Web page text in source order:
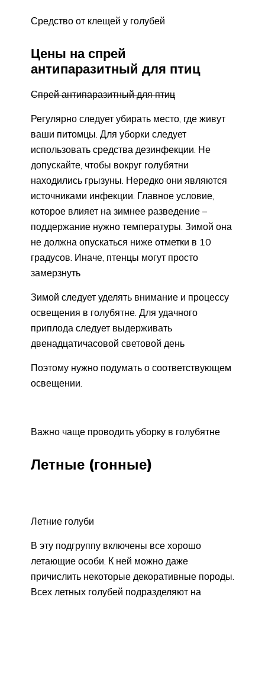
Средство от клещей у голубей
Цены на спрей
антипаразитный для птиц
Спрей антипаразитный для птиц
Регулярно следует убирать место, где живут
ваши питомцы. Для уборки следует
использовать средства дезинфекции. Не
допускайте, чтобы вокруг голубятни
находились грызуны. Нередко они являются
источниками инфекции. Главное условие,
которое влияет на зимнее разведение –
поддержание нужно температуры. Зимой она
не должна опускаться ниже отметки в 10
градусов. Иначе, птенцы могут просто
замерзнуть
Зимой следует уделять внимание и процессу
освещения в голубятне. Для удачного
приплода следует выдерживать
двенадцатичасовой световой день
Поэтому нужно подумать о соответствующем
освещении.
Важно чаще проводить уборку в голубятне
Летные (гонные)
Летние голуби
В эту подгруппу включены все хорошо
летающие особи. К ней можно даже
причислить некоторые декоративные породы.
Всех летных голубей подразделяют на